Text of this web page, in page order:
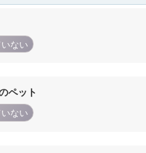
ない
ペット
ない